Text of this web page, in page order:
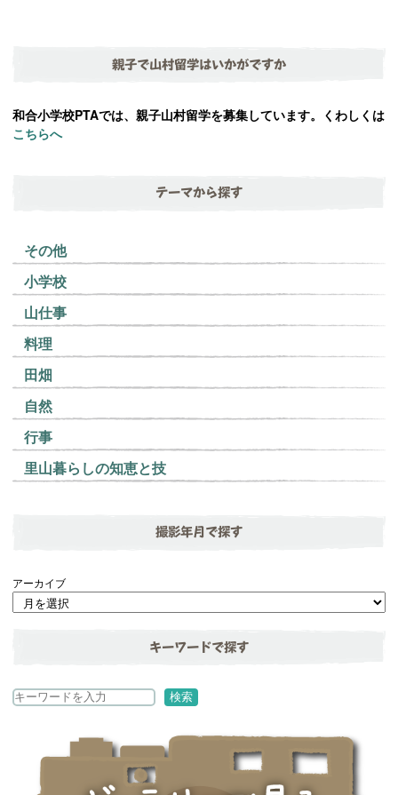
親子で山村留学はいかがですか
和合小学校PTAでは、親子山村留学を募集しています。くわしくは
こちらへ
テーマから探す
その他
小学校
山仕事
料理
田畑
自然
行事
里山暮らしの知恵と技
撮影年月で探す
アーカイブ
キーワードで探す
検
検索